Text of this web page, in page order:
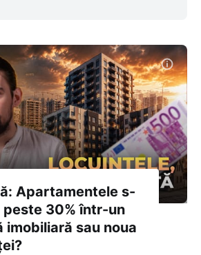
Apartamentele s-
30% într-un
imobiliară sau noua